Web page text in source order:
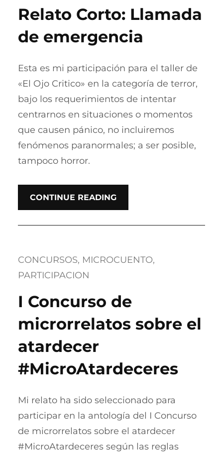
Relato Corto: Llamada
de emergencia
Esta es mi participación para el taller de
«El Ojo Critico» en la categoría de terror,
bajo los requerimientos de intentar
centrarnos en situaciones o momentos
que causen pánico, no incluiremos
fenómenos paranormales; a ser posible,
tampoco horror.
CONTINUE READING
CONCURSOS, MICROCUENTO
PARTICIPACION
I Concurso de
microrrelatos sobre el
atardecer
#MicroAtardeceres
Mi relato ha sido seleccionado para
participar en la antología del I Concurso
de microrrelatos sobre el atardecer
#MicroAtardeceres según las reglas